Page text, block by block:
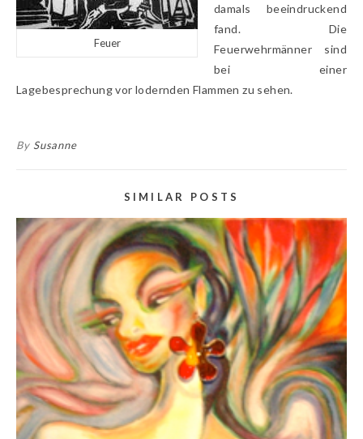
Feuer
damals beeindruckend
fand. Die
Feuerwehrmänner sind
bei einer
Lagebesprechung vor lodernden Flammen zu sehen.
By Susanne
SIMILAR POSTS